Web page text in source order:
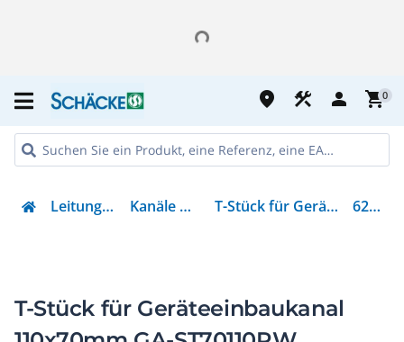
place construction person shopping_cart0
Leitungsführung Kanäle & Zubehör T-Stück für Geräteeinbaukanal 6279260
T-Stück für Geräteeinbaukanal